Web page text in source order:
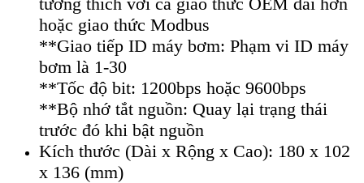
hoặc giao thức Modbus
**Giao tiếp ID máy bơm: Phạm vi ID máy
bơm là 1-30
**Tốc độ bit: 1200bps hoặc 9600bps
**Bộ nhớ tắt nguồn: Quay lại trạng thái
trước đó khi bật nguồn
Kích thước (Dài x Rộng x Cao): 180 x 102
x 136 (mm)